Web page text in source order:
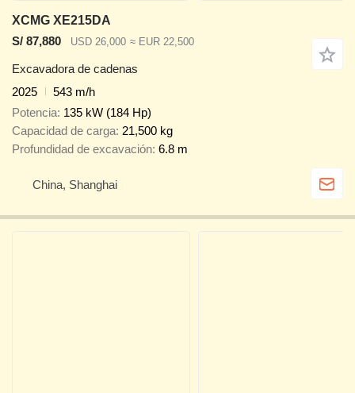
XCMG XE215DA
S/ 87,880
USD 26,000 ≈ EUR 22,500
Excavadora de cadenas
2025
543 m/h
Potencia 135 kW (184 Hp)
Capacidad de carga 21,500 kg
Profundidad de excavación 6.8 m
China, Shanghai